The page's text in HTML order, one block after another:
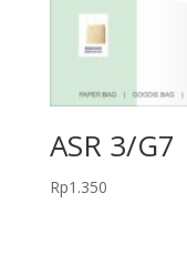
ASR 3/G7
Rp1.350